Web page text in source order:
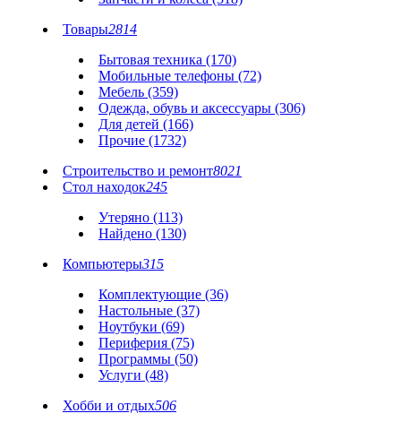
Товары2814
Бытовая техника (170)
Мобильные телефоны (72)
Мебель (359)
Одежда, обувь и аксессуары (306)
Для детей (166)
Прочие (1732)
Строительство и ремонт8021
Стол находок245
Утеряно (113)
Найдено (130)
Компьютеры315
Комплектующие (36)
Настольные (37)
Ноутбуки (69)
Периферия (75)
Программы (50)
Услуги (48)
Хобби и отдых506